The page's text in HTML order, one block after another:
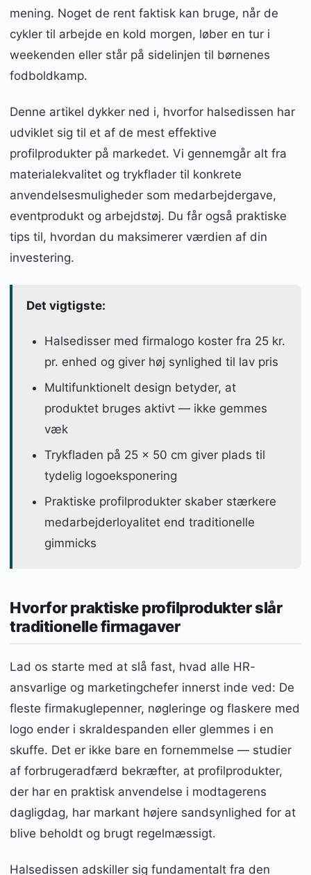
mening. Noget de rent faktisk kan bruge, når de
cykler til arbejde en kold morgen, løber en tur i
weekenden eller står på sidelinjen til børnenes
fodboldkamp.
Denne artikel dykker ned i, hvorfor halsedissen har
udviklet sig til et af de mest effektive
profilprodukter på markedet. Vi gennemgår alt fra
materialekvalitet og trykflader til konkrete
anvendelsesmuligheder som medarbejdergave,
eventprodukt og arbejdstøj. Du får også praktiske
tips til, hvordan du maksimerer værdien af din
investering.
Det vigtigste:
Halsedisser med firmalogo koster fra 25 kr.
pr. enhed og giver høj synlighed til lav pris
Multifunktionelt design betyder, at
produktet bruges aktivt — ikke gemmes
væk
Trykfladen på 25 x 50 cm giver plads til
tydelig logoeksponering
Praktiske profilprodukter skaber stærkere
medarbejderloyalitet end traditionelle
gimmicks
Hvorfor praktiske profilprodukter slår
traditionelle firmagaver
Lad os starte med at slå fast, hvad alle HR-
ansvarlige og marketingchefer innerst inde ved: De
fleste firmakuglepenner, nøgleringe og flaskere med
logo ender i skraldespanden eller glemmes i en
skuffe. Det er ikke bare en fornemmelse — studier
af forbrugeradfærd bekræfter, at profilprodukter,
der har en praktisk anvendelse i modtagerens
dagligdag, har markant højere sandsynlighed for at
blive beholdt og brugt regelmæssigt.
Halsedissen adskiller sig fundamentalt fra den